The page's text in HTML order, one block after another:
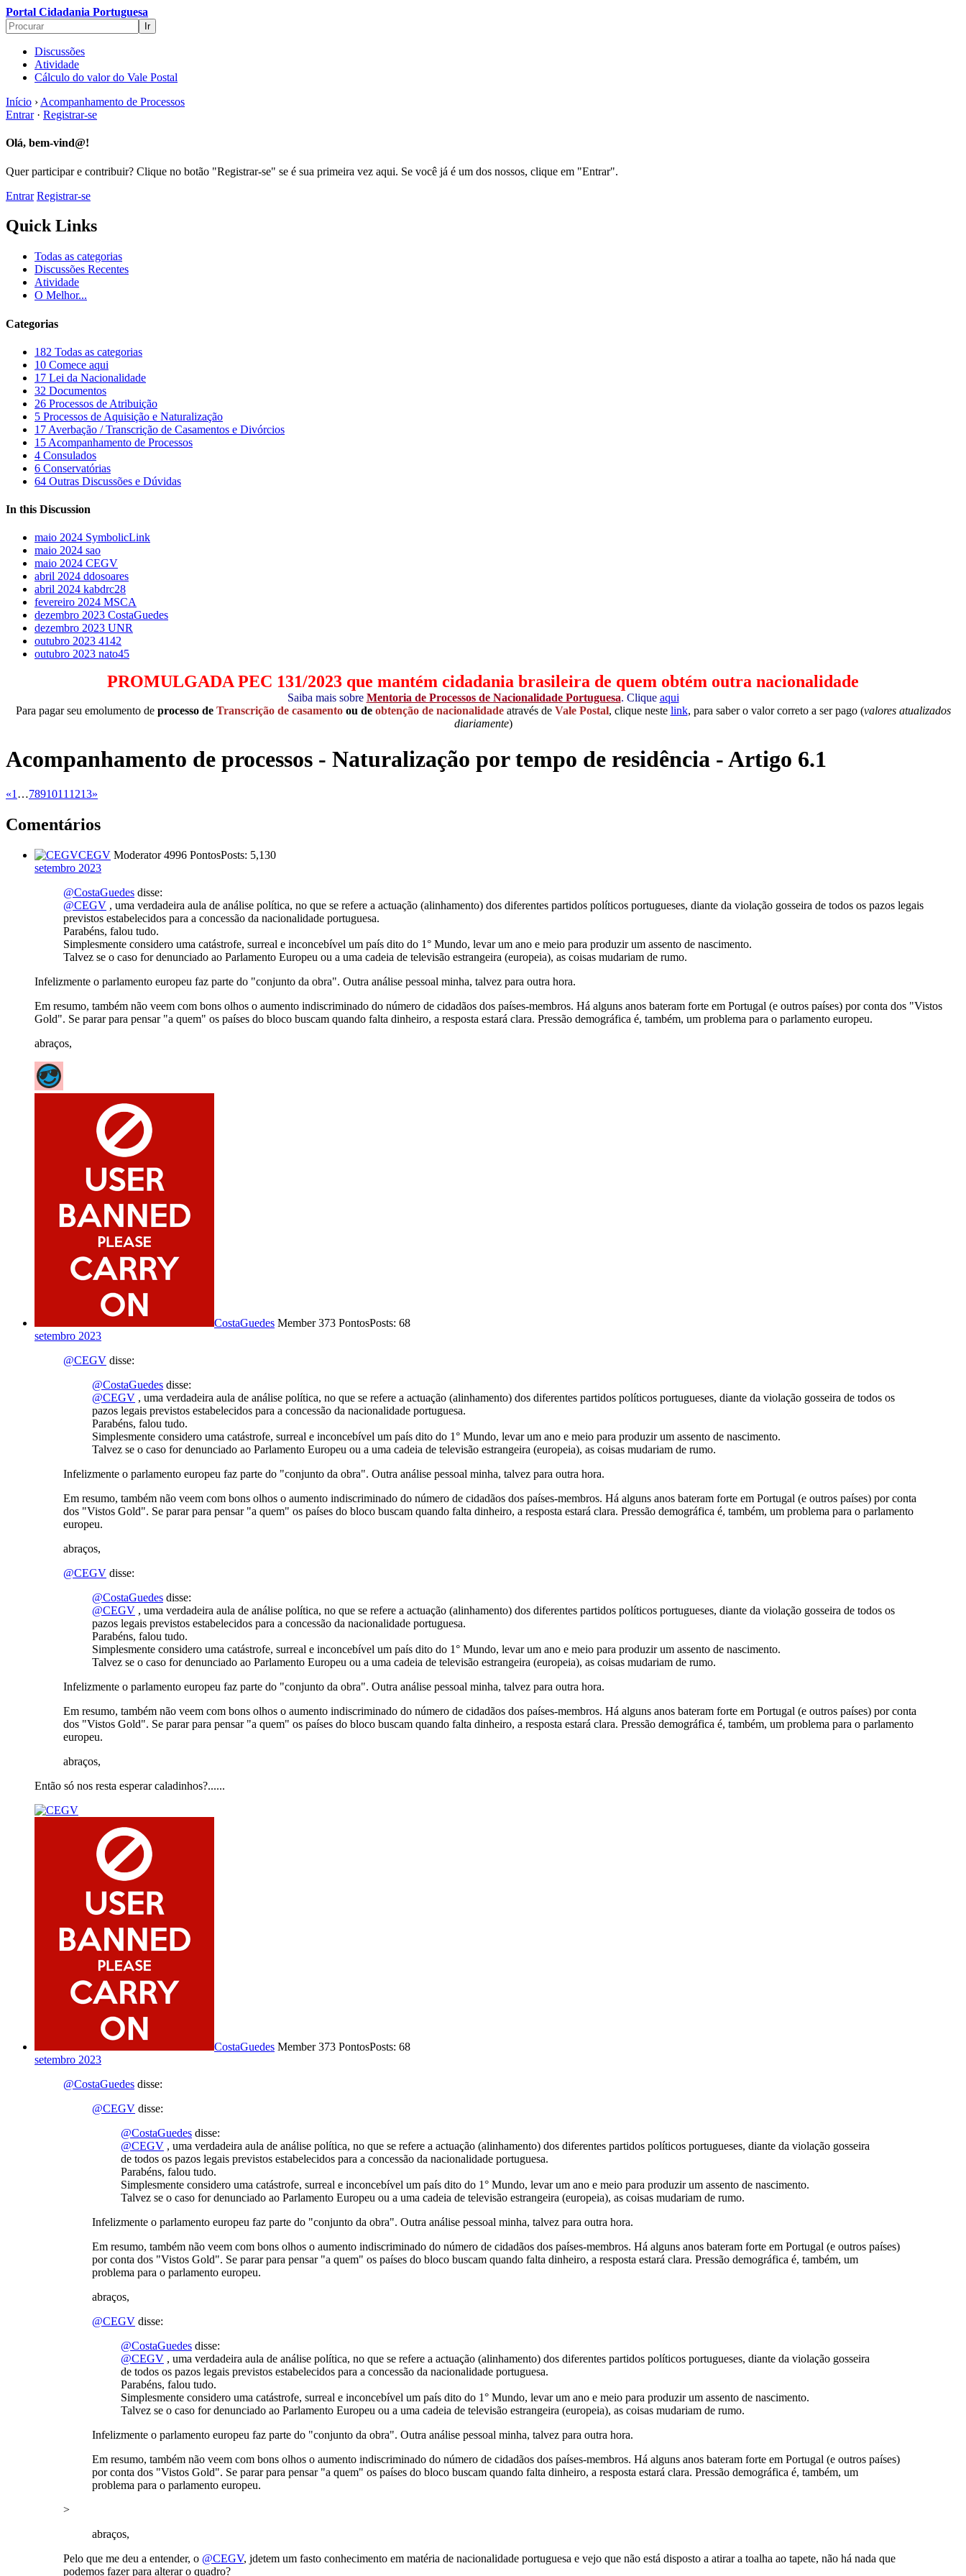
Portal Cidadania Portuguesa
Discussões
Atividade
Cálculo do valor do Vale Postal
Início › Acompanhamento de Processos
Entrar · Registrar-se
Olá, bem-vind@!
Quer participar e contribuir? Clique no botão "Registrar-se" se é sua primeira vez aqui. Se você já é um dos nossos, clique em "Entrar".
Entrar Registrar-se
Quick Links
Todas as categorias
Discussões Recentes
Atividade
O Melhor...
Categorias
182 Todas as categorias
10 Comece aqui
17 Lei da Nacionalidade
32 Documentos
26 Processos de Atribuição
5 Processos de Aquisição e Naturalização
17 Averbação / Transcrição de Casamentos e Divórcios
15 Acompanhamento de Processos
4 Consulados
6 Conservatórias
64 Outras Discussões e Dúvidas
In this Discussion
maio 2024 SymbolicLink
maio 2024 sao
maio 2024 CEGV
abril 2024 ddosoares
abril 2024 kabdrc28
fevereiro 2024 MSCA
dezembro 2023 CostaGuedes
dezembro 2023 UNR
outubro 2023 4142
outubro 2023 nato45
PROMULGADA PEC 131/2023 que mantém cidadania brasileira de quem obtém outra nacionalidade
Saiba mais sobre Mentoria de Processos de Nacionalidade Portuguesa. Clique aqui
Para pagar seu emolumento de processo de Transcrição de casamentoou de obtenção de nacionalidadeatravés de Vale Postal, clique neste link, para saber o valor correto a ser pago (valores atualizados
diariamente)
Acompanhamento de processos - Naturalização por tempo de residência - Artigo 6.1
«1 …7891011 1213»
Comentários
CEGV Moderator 4996 PontosPosts: 5,130
setembro 2023
@CostaGuedes disse:
@CEGV , uma verdadeira aula de análise política, no que se refere a actuação (alinhamento) dos diferentes partidos políticos portugueses, diante da violação gosseira de todos os pazos legais
previstos estabelecidos para a concessão da nacionalidade portuguesa.
Parabéns, falou tudo.
Simplesmente considero uma catástrofe, surreal e inconcebível um país dito do 1° Mundo, levar um ano e meio para produzir um assento de nascimento.
Talvez se o caso for denunciado ao Parlamento Europeu ou a uma cadeia de televisão estrangeira (europeia), as coisas mudariam de rumo.
Infelizmente o parlamento europeu faz parte do "conjunto da obra". Outra análise pessoal minha, talvez para outra hora.
Em resumo, também não veem com bons olhos o aumento indiscriminado do número de cidadãos dos países-membros. Há alguns anos bateram forte em Portugal (e outros países) por conta dos "Vistos
Gold". Se parar para pensar "a quem" os países do bloco buscam quando falta dinheiro, a resposta estará clara. Pressão demográfica é, também, um problema para o parlamento europeu.
abraços,
CostaGuedes Member 373 PontosPosts: 68
setembro 2023
@CEGV disse:
@CostaGuedes disse:
@CEGV , uma verdadeira aula de análise política, no que se refere a actuação (alinhamento) dos diferentes partidos políticos portugueses, diante da violação gosseira de todos os
pazos legais previstos estabelecidos para a concessão da nacionalidade portuguesa.
Parabéns, falou tudo.
Simplesmente considero uma catástrofe, surreal e inconcebível um país dito do 1° Mundo, levar um ano e meio para produzir um assento de nascimento.
Talvez se o caso for denunciado ao Parlamento Europeu ou a uma cadeia de televisão estrangeira (europeia), as coisas mudariam de rumo.
Infelizmente o parlamento europeu faz parte do "conjunto da obra". Outra análise pessoal minha, talvez para outra hora.
Em resumo, também não veem com bons olhos o aumento indiscriminado do número de cidadãos dos países-membros. Há alguns anos bateram forte em Portugal (e outros países) por conta
dos "Vistos Gold". Se parar para pensar "a quem" os países do bloco buscam quando falta dinheiro, a resposta estará clara. Pressão demográfica é, também, um problema para o parlamento
europeu.
abraços,
@CEGV disse:
@CostaGuedes disse:
@CEGV , uma verdadeira aula de análise política, no que se refere a actuação (alinhamento) dos diferentes partidos políticos portugueses, diante da violação gosseira de todos os
pazos legais previstos estabelecidos para a concessão da nacionalidade portuguesa.
Parabéns, falou tudo.
Simplesmente considero uma catástrofe, surreal e inconcebível um país dito do 1° Mundo, levar um ano e meio para produzir um assento de nascimento.
Talvez se o caso for denunciado ao Parlamento Europeu ou a uma cadeia de televisão estrangeira (europeia), as coisas mudariam de rumo.
Infelizmente o parlamento europeu faz parte do "conjunto da obra". Outra análise pessoal minha, talvez para outra hora.
Em resumo, também não veem com bons olhos o aumento indiscriminado do número de cidadãos dos países-membros. Há alguns anos bateram forte em Portugal (e outros países) por conta
dos "Vistos Gold". Se parar para pensar "a quem" os países do bloco buscam quando falta dinheiro, a resposta estará clara. Pressão demográfica é, também, um problema para o parlamento
europeu.
abraços,
Então só nos resta esperar caladinhos?......
CostaGuedes Member 373 PontosPosts: 68
setembro 2023
@CostaGuedes disse:
@CEGV disse:
@CostaGuedes disse:
@CEGV , uma verdadeira aula de análise política, no que se refere a actuação (alinhamento) dos diferentes partidos políticos portugueses, diante da violação gosseira
de todos os pazos legais previstos estabelecidos para a concessão da nacionalidade portuguesa.
Parabéns, falou tudo.
Simplesmente considero uma catástrofe, surreal e inconcebível um país dito do 1° Mundo, levar um ano e meio para produzir um assento de nascimento.
Talvez se o caso for denunciado ao Parlamento Europeu ou a uma cadeia de televisão estrangeira (europeia), as coisas mudariam de rumo.
Infelizmente o parlamento europeu faz parte do "conjunto da obra". Outra análise pessoal minha, talvez para outra hora.
Em resumo, também não veem com bons olhos o aumento indiscriminado do número de cidadãos dos países-membros. Há alguns anos bateram forte em Portugal (e outros países)
por conta dos "Vistos Gold". Se parar para pensar "a quem" os países do bloco buscam quando falta dinheiro, a resposta estará clara. Pressão demográfica é, também, um
problema para o parlamento europeu.
abraços,
@CEGV disse:
@CostaGuedes disse:
@CEGV , uma verdadeira aula de análise política, no que se refere a actuação (alinhamento) dos diferentes partidos políticos portugueses, diante da violação gosseira
de todos os pazos legais previstos estabelecidos para a concessão da nacionalidade portuguesa.
Parabéns, falou tudo.
Simplesmente considero uma catástrofe, surreal e inconcebível um país dito do 1° Mundo, levar um ano e meio para produzir um assento de nascimento.
Talvez se o caso for denunciado ao Parlamento Europeu ou a uma cadeia de televisão estrangeira (europeia), as coisas mudariam de rumo.
Infelizmente o parlamento europeu faz parte do "conjunto da obra". Outra análise pessoal minha, talvez para outra hora.
Em resumo, também não veem com bons olhos o aumento indiscriminado do número de cidadãos dos países-membros. Há alguns anos bateram forte em Portugal (e outros países)
por conta dos "Vistos Gold". Se parar para pensar "a quem" os países do bloco buscam quando falta dinheiro, a resposta estará clara. Pressão demográfica é, também, um
problema para o parlamento europeu.
>
abraços,
Pelo que me deu a entender, o @CEGV, jdetem um fasto conhecimento em matéria de nacionalidade portuguesa e vejo que não está disposto a atirar a toalha ao tapete, não há nada que
podemos fazer para alterar o quadro?